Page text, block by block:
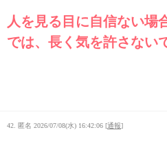
人を見る目に自信ない場
では、長く気を許さない
42. 匿名 2026/07/08(水) 16:42:06 [通報]